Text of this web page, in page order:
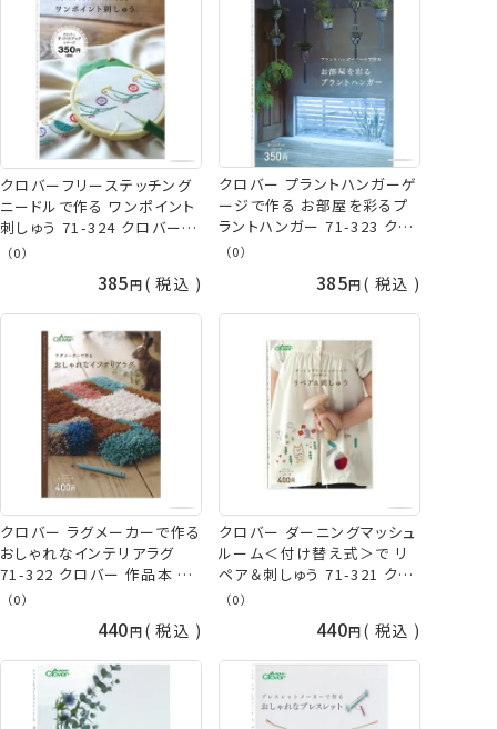
クロバーフリーステッチング
ニードルで作る ワンポイント
刺しゅう 71-324 クロバー
作品本 ネコポス可 手芸の山
（0）
385 税込
クロバー プラントハンガーゲ
ージで作る お部屋を彩るプ
ラントハンガー 71-323 クロ
バー 作品本 ネコポス可 手芸
（0）
385 税込
クロバー ラグメーカーで作る
おしゃれなインテリアラグ
71-322 クロバー 作品本 ネ
コポス可 クロバー 手芸の山
（0）
440 税込
クロバー ダーニングマッシュ
ルーム＜付け替え式＞で リ
ペア＆刺しゅう 71-321 クロ
バー 作品本 ネコポス可 クロ
（0）
440 税込